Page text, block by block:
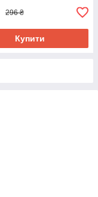
296 ₴
Купити